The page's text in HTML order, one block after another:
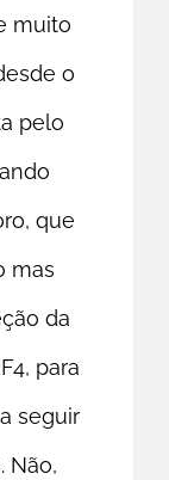
muito
o
pelo
que
mas
da
para
seguir
Não,